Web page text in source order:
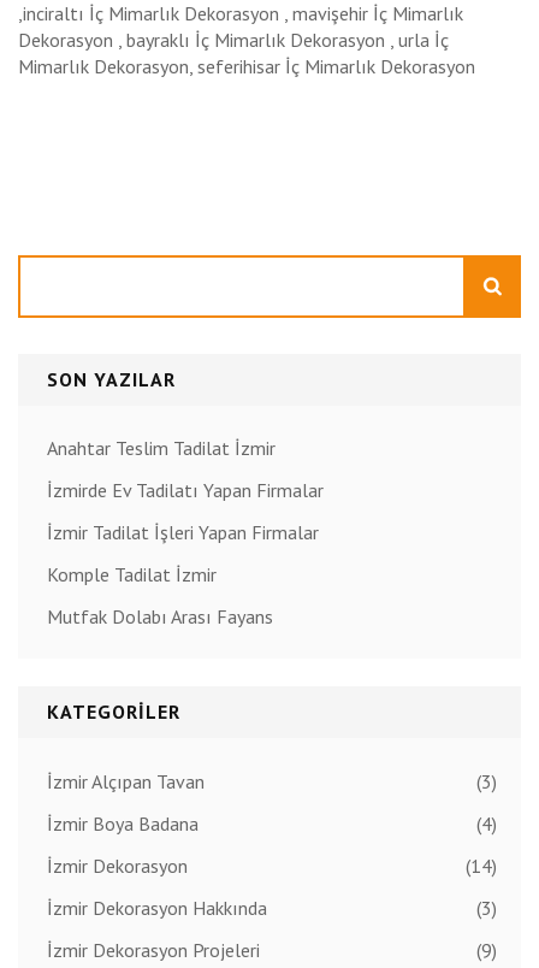
,inciraltı İç Mimarlık Dekorasyon , mavişehir İç Mimarlık
Dekorasyon , bayraklı İç Mimarlık Dekorasyon , urla İç
Mimarlık Dekorasyon, seferihisar İç Mimarlık Dekorasyon
SON YAZILAR
Anahtar Teslim Tadilat İzmir
İzmirde Ev Tadilatı Yapan Firmalar
İzmir Tadilat İşleri Yapan Firmalar
Komple Tadilat İzmir
Mutfak Dolabı Arası Fayans
KATEGORILER
İzmir Alçıpan Tavan
(3)
İzmir Boya Badana
(4)
İzmir Dekorasyon
(14)
İzmir Dekorasyon Hakkında
(3)
İzmir Dekorasyon Projeleri
(9)